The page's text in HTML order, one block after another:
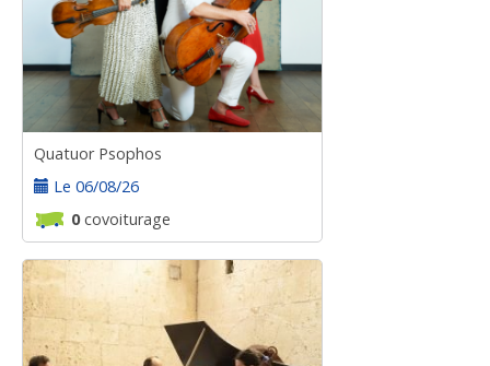
Quatuor Psophos
Le 06/08/26
0covoiturage